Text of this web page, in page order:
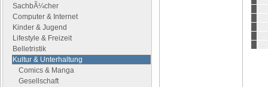
SachbÃ¼cher
Computer & Internet
Kinder & Jugend
Lifestyle & Freizeit
Belletristik
Kultur & Unterhaltung
Comics & Manga
Gesellschaft